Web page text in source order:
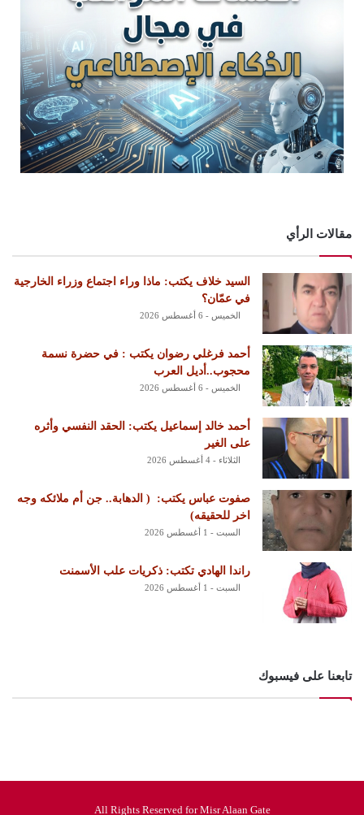
مقالات الرأي
السيد خلاف يكتب: ماذا وراء اجتماع وزراء الخارجية
في عمّان؟
الخميس - 6 أغسطس 2026
أحمد فرغلي رضوان يكتب : في حضرة نسمة
محجوب..أديل العرب
الخميس - 6 أغسطس 2026
أحمد خالد إسماعيل يكتب: الحقد النفسي وأثره
على الغير
الثلاثاء - 4 أغسطس 2026
‏صفوت عباس يكتب: ‏ ‏( الدهابة.. جن أم ملائكه وجه
اخر للحقيقه)
السبت - 1 أغسطس 2026
راندا الهادي تكتب: ذكريات علب الأسمنت
السبت - 1 أغسطس 2026
تابعنا على فيسبوك
All Rights Reserved for Misr Alaan Gate